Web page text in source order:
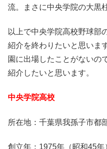
流。まさに中央学院の大黒
以上で中央学院高校野球部
紹介を終わりたいと思いま
園に出場したことがないの
紹介したいと思います。
中央学院高校
所在地：千葉県我孫子市都
創立年：1975年（昭和45年